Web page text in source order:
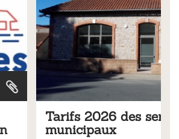
des services